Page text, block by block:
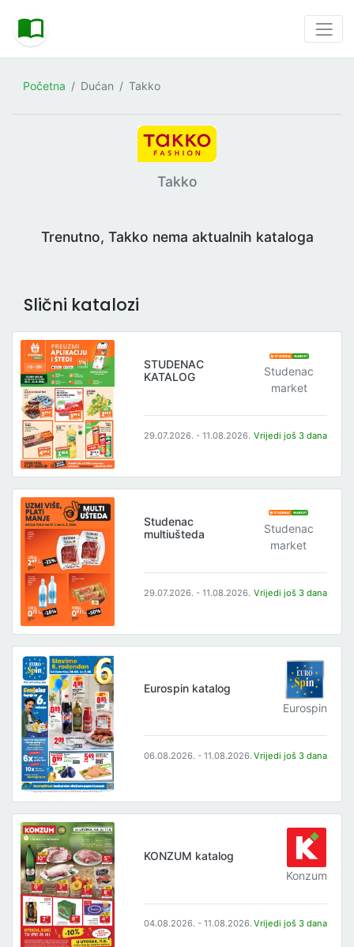
Početna Dućan Takko
Takko
Trenutno, Takko nema aktualnih kataloga
Slični katalozi
STUDENAC
KATALOG
Studenac
market
29.07.2026. - 11.08.2026. Vrijedi još 3 dana
Studenac
multiušteda
Studenac
market
29.07.2026. - 11.08.2026. Vrijedi još 3 dana
Eurospin katalog
Eurospin
06.08.2026. - 11.08.2026. Vrijedi još 3 dana
KONZUM katalog
Konzum
04.08.2026. - 11.08.2026. Vrijedi još 3 dana